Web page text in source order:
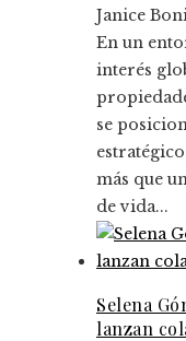
Janice
En un
interés
se
más que
de vida...
Selena
lanzan